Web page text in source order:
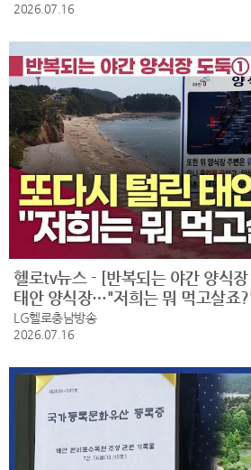
2026.07.16
헬로tv뉴스 - [반복되는 야간 양식
태안 양식장…"저희는 뭐 먹고살죠
LG헬로충남방송
2026.07.16